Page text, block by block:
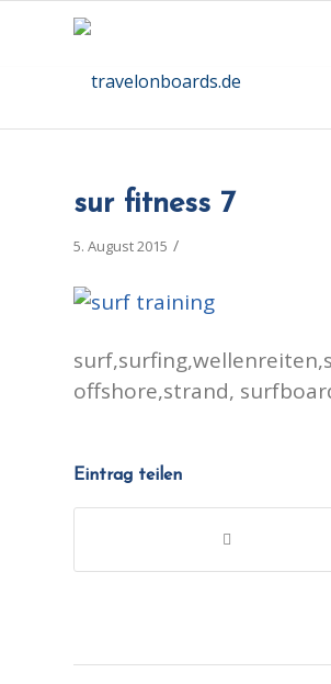
sur fitness 7
5. August 2015 /
offshore,strand,
Eintrag teilen